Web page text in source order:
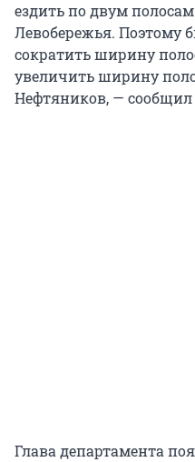
ездить по двум
Левобережья. Поэтому
сократить ширину
увеличить ширину
Нефтяников, —
Глава департамента